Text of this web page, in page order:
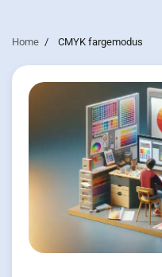
Home CMYK fargemodus